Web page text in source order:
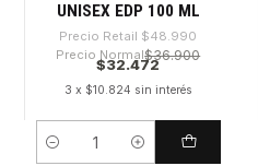
UNISEX EDP 100 ML
Precio Retail $48.990
Precio Normal$36.900
$32.472
3 x $10.824 sin interés
Cantidad